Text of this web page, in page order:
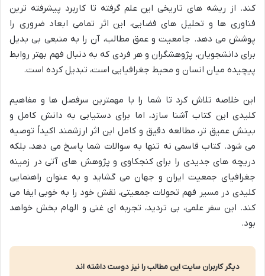
کند. از ریشه های تاریخی این علم گرفته تا کاربرد پیشرفته ترین
فناوری ها و تحلیل های فضایی، این اثر تمامی ابعاد ضروری را
پوشش می دهد. جامعیت و عمق مطالب، آن را به منبعی بی بدیل
برای دانشجویان، پژوهشگران و هر فردی که به دنبال فهم بهتر روابط
پیچیده میان انسان و محیط جغرافیایی است، تبدیل کرده است.
این خلاصه تلاش کرد تا شما را با مهمترین سرفصل ها و مفاهیم
کلیدی این کتاب آشنا سازد، اما برای دستیابی به دانش کامل و
بینش عمیق تر، مطالعه دقیق و کامل این اثر ارزشمند اکیداً توصیه
می شود. کتاب قاسمی نه تنها به سوالات شما پاسخ می دهد، بلکه
دریچه های جدیدی را برای کنجکاوی و پژوهش های آتی در زمینه
جغرافیای جمعیت ایران و جهان می گشاید و به عنوان راهنمایی
کلیدی در مسیر فهم تحولات جمعیتی، نقش خود را به خوبی ایفا می
کند. این سفر علمی، بی تردید، تجربه ای غنی و الهام بخش خواهد
بود.
دیگر کاربران سایت این مطالب را نیز دوست داشته اند